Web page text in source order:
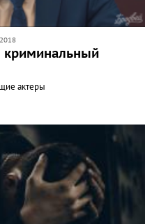
криминальный
актеры